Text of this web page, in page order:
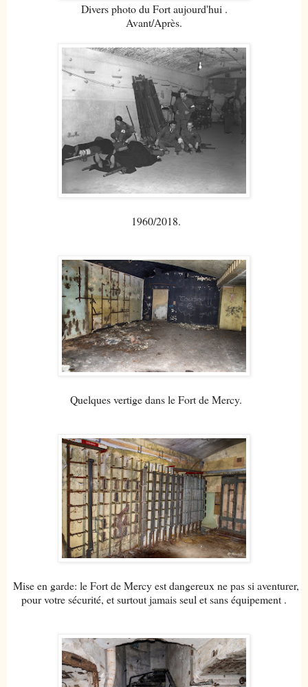
Divers photo du Fort aujourd'hui .
Avant/Après.
1960/2018.
Quelques vertige dans le Fort de Mercy.
Mise en garde: le Fort de Mercy est dangereux ne pas si aventurer,
pour votre sécurité, et surtout jamais seul et sans équipement .